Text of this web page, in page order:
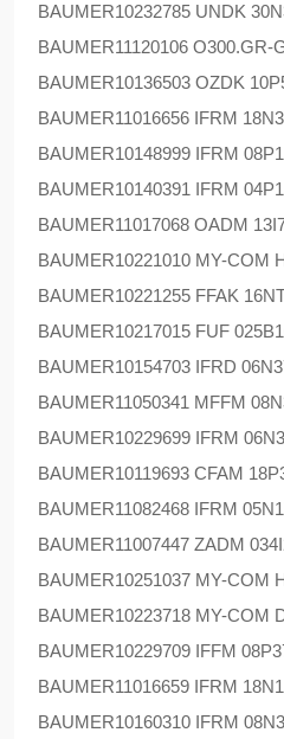
BAUMER10232785 UNDK
BAUMER11120106 O300.GR-
BAUMER10136503 OZDK
BAUMER11016656 IFRM
BAUMER10148999 IFRM
BAUMER10140391 IFRM
BAUMER11017068 OADM
BAUMER10221010 MY-COM
BAUMER10221255 FFAK
BAUMER10217015 FUF
BAUMER10154703 IFRD
BAUMER11050341 MFFM
BAUMER10229699 IFRM
BAUMER10119693 CFAM
BAUMER11082468 IFRM
BAUMER11007447 ZADM
BAUMER10251037 MY-COM
BAUMER10223718 MY-COM
BAUMER10229709 IFFM
BAUMER11016659 IFRM
BAUMER10160310 IFRM